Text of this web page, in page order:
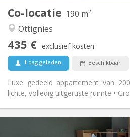
Co-locatie 190 m²
Ottignies
435 € exclusief kosten
1 dag geleden Beschikbaar
Luxe gedeeld appartement van
lichte, volledig uitgeruste ruimte •